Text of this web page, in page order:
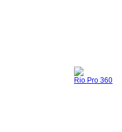
Rio Pro 360